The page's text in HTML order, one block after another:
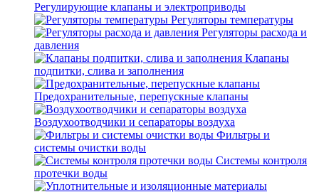
Регулирующие клапаны и электроприводы
Регуляторы температуры
Регуляторы расхода и
давления
Клапаны
подпитки, слива и заполнения
Предохранительные, перепускные клапаны
Воздухоотводчики и сепараторы воздуха
Фильтры и
системы очистки воды
Системы контроля
протечки воды